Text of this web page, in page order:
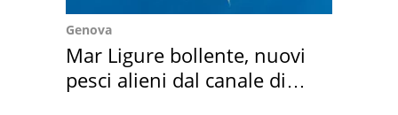
Genova
Mar Ligure bollente, nuovi
pesci alieni dal canale di